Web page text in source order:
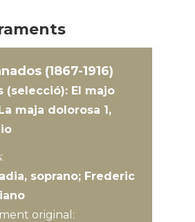
(1867-1916)
(selecció): El majo
maja dolorosa 1,
soprano; Frederic
original: